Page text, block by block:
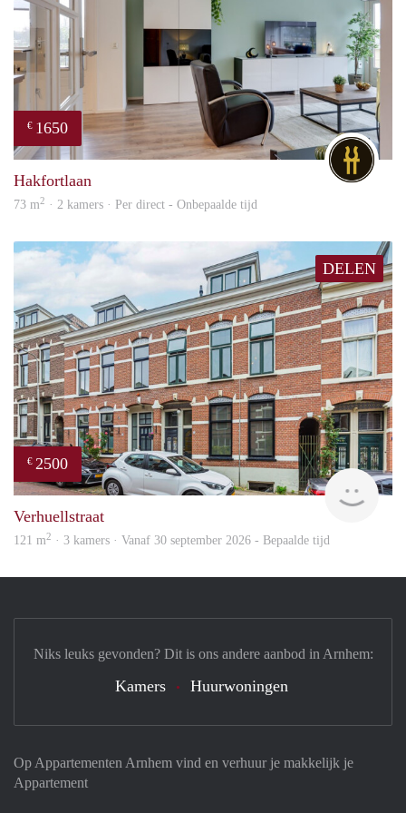
€ 1650
DG
Hakfortlaan
73 m2 · 2 kamers · Per direct - Onbepaalde tijd
DELEN
€ 2500
Blinq
Verhuellstraat
121 m2 · 3 kamers · Vanaf 30 september 2026 - Bepaalde tijd
Op Appartementen Arnhem vind en verhuur je makkelijk je
Appartement
Niks leuks gevonden? Dit is ons andere aanbod in Arnhem:
Kamers Huurwoningen